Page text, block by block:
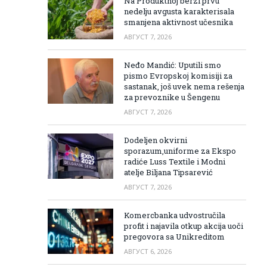
nedelju avgusta karakterisala
smanjena aktivnost učesnika
АВГУСТ 7, 2026
Neđo Mandić: Uputili smo
pismo Evropskoj komisiji za
sastanak, još uvek nema rešenja
za prevoznike u Šengenu
АВГУСТ 7, 2026
Dodeljen okvirni
sporazum,uniforme za Ekspo
radiće Luss Textile i Modni
atelje Biljana Tipsarević
АВГУСТ 7, 2026
Komercbanka udvostručila
profit i najavila otkup akcija uoči
pregovora sa Unikreditom
АВГУСТ 6, 2026